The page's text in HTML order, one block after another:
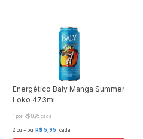
Energético Baly Manga Summer
Loko 473ml
1 por R$ 8,95 cada
2 ou + por R$ 5,95 cada